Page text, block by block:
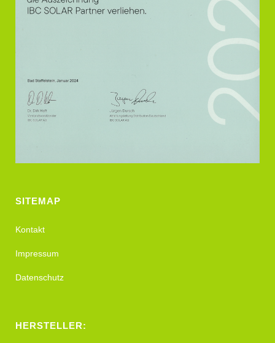
SITEMAP
Kontakt
Impressum
Datenschutz
HERSTELLER: